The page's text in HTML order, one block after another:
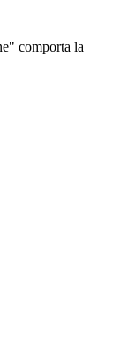
comporta la